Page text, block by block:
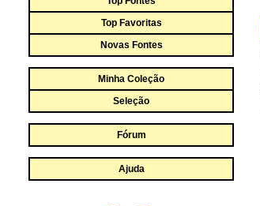
Top Favoritas
Novas Fontes
Minha Coleção
Seleção
Fórum
Ajuda